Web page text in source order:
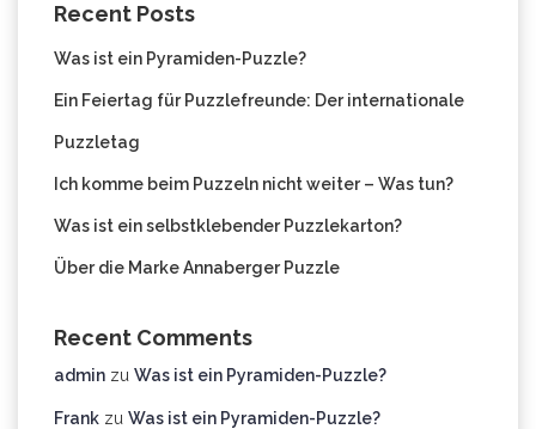
Recent Posts
Was ist ein Pyramiden-Puzzle?
Ein Feiertag für Puzzlefreunde: Der internationale
Puzzletag
Ich komme beim Puzzeln nicht weiter – Was tun?
Was ist ein selbstklebender Puzzlekarton?
Über die Marke Annaberger Puzzle
Recent Comments
admin zu Was ist ein Pyramiden-Puzzle?
Frank zu Was ist ein Pyramiden-Puzzle?